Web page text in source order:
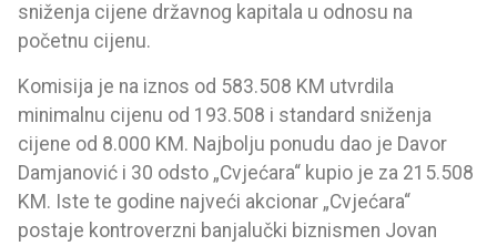
sniženja cijene državnog kapitala u odnosu na
početnu cijenu.
Komisija je na iznos od 583.508 KM utvrdila
minimalnu cijenu od 193.508 i standard sniženja
cijene od 8.000 KM. Najbolju ponudu dao je Davor
Damjanović i 30 odsto „Cvjećara“ kupio je za 215.508
KM. Iste te godine najveći akcionar „Cvjećara“
postaje kontroverzni banjalučki biznismen Jovan